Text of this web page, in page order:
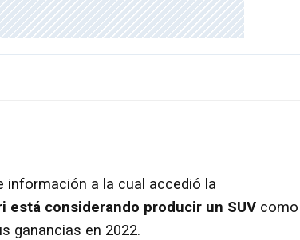
información a la cual accedió la
está considerando producir un SUV como
ganancias en 2022.